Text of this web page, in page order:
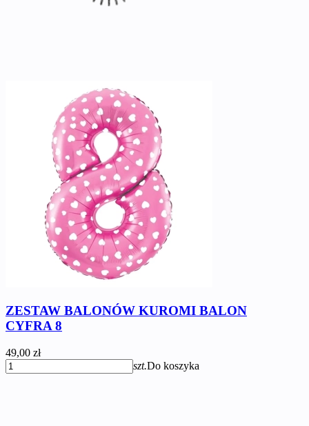
ZESTAW BALONÓW KUROMI BALON
CYFRA 8
49,00 zł
szt.Do koszyka